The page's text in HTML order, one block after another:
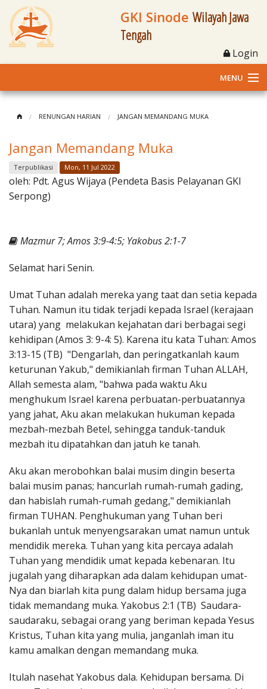
GKI Sinode Wilayah Jawa
Tengah
Login
MENU
Klasis dan Jemaat
Berita Kegiatan
Materi
RENUNGAN HARIAN JANGAN MEMANDANG MUKA
Jangan Memandang Muka
Terpublikasi Mon, 11 Jul 2022
oleh: Pdt. Agus Wijaya (Pendeta Basis Pelayanan GKI
Serpong)
Mazmur 7; Amos 3:9-4:5; Yakobus 2:1-7
Selamat hari Senin.
Umat Tuhan adalah mereka yang taat dan setia kepada
Tuhan. Namun itu tidak terjadi kepada Israel (kerajaan
utara) yang melakukan kejahatan dari berbagai segi
kehidipan (Amos 3: 9-4: 5). Karena itu kata Tuhan: Amos
3:13-15 (TB) "Dengarlah, dan peringatkanlah kaum
keturunan Yakub," demikianlah firman Tuhan ALLAH,
Allah semesta alam, "bahwa pada waktu Aku
menghukum Israel karena perbuatan-perbuatannya
yang jahat, Aku akan melakukan hukuman kepada
mezbah-mezbah Betel, sehingga tanduk-tanduk
mezbah itu dipatahkan dan jatuh ke tanah.
Aku akan merobohkan balai musim dingin beserta
balai musim panas; hancurlah rumah-rumah gading,
dan habislah rumah-rumah gedang," demikianlah
firman TUHAN. Penghukuman yang Tuhan beri
bukanlah untuk menyengsarakan umat namun untuk
mendidik mereka. Tuhan yang kita percaya adalah
Tuhan yang mendidik umat kepada kebenaran. Itu
jugalah yang diharapkan ada dalam kehidupan umat-
Nya dan biarlah kita pung dalam hidup bersama juga
tidak memandang muka. Yakobus 2:1 (TB) Saudara-
saudaraku, sebagai orang yang beriman kepada Yesus
Kristus, Tuhan kita yang mulia, janganlah iman itu
kamu amalkan dengan memandang muka.
Itulah nasehat Yakobus dala. Kehidupan bersama. Di